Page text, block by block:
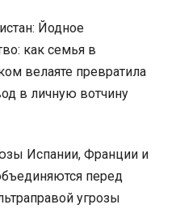
Йодное
как семья в
велаяте превратила
в личную вотчину
Испании, Франции и
перед
угрозы